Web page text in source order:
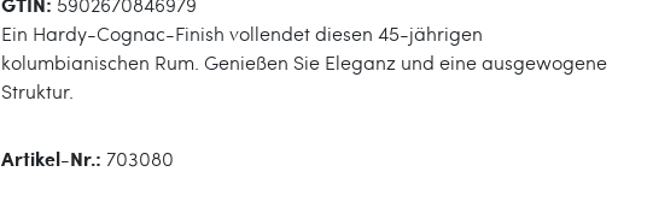
Ein Hardy-Cognac-Finish vollendet diesen 45-jährigen
kolumbianischen Rum. Genießen Sie Eleganz und eine ausgewogene
Struktur.
Artikel-Nr.: 703080